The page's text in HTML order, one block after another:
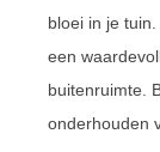
bloei in je
een
buitenruimte.
onderhouden